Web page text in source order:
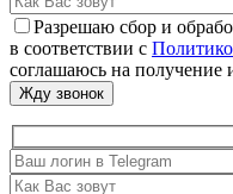
Разрешаю сбор и
в соответствии с
соглашаюсь на